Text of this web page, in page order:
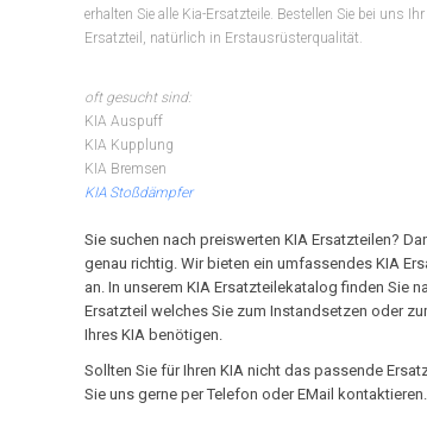
erhalten Sie alle Kia-Ersatzteile. Bestellen Sie bei uns
Ersatzteil, natürlich in Erstausrüsterqualität.
oft gesucht sind:
KIA Auspuff
KIA Kupplung
KIA Bremsen
KIA Stoßdämpfer
Sie suchen nach preiswerten KIA Ersatzteilen?
genau richtig. Wir bieten ein umfassendes KIA
an. In unserem KIA Ersatzteilekatalog finden Sie
Ersatzteil welches Sie zum Instandsetzen oder
Ihres KIA benötigen.
Sollten Sie für Ihren KIA nicht das passende
Sie uns gerne per Telefon oder EMail kontaktieren.